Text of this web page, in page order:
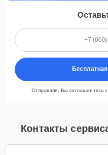
Отправляя, Вы соглашаетесь с
Контакты